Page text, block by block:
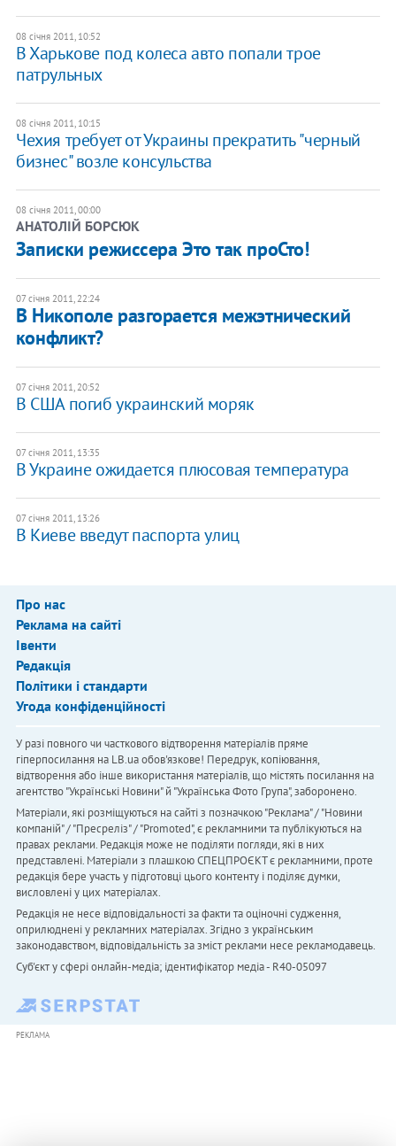
08 січня 2011, 10:52
В Харькове под колеса авто попали трое
патрульных
08 січня 2011, 10:15
Чехия требует от Украины прекратить "черный
бизнес" возле консульства
08 січня 2011, 00:00
АНАТОЛІЙ БОРСЮК
Записки режиссера Это так проСто!
07 січня 2011, 22:24
В Никополе разгорается межэтнический
конфликт?
07 січня 2011, 20:52
В США погиб украинский моряк
07 січня 2011, 13:35
В Украине ожидается плюсовая температура
07 січня 2011, 13:26
В Киеве введут паспорта улиц
Про нас
Реклама на сайті
Івенти
Редакція
Політики і стандарти
Угода конфіденційності
У разі повного чи часткового відтворення матеріалів пряме
гіперпосилання на LB.ua обов'язкове! Передрук, копіювання,
відтворення або інше використання матеріалів, що містять посилання на
агентство "Українськi Новини" й "Українська Фото Група", заборонено.
Матеріали, які розміщуються на сайті з позначкою "Реклама" / "Новини
компаній" / "Пресреліз" / "Promoted", є рекламними та публікуються на
правах реклами. Редакція може не поділяти погляди, які в них
представлені. Матеріали з плашкою СПЕЦПРОЄКТ є рекламними, проте
редакція бере участь у підготовці цього контенту і поділяє думки,
висловлені у цих матеріалах.
Редакція не несе відповідальності за факти та оціночні судження,
оприлюднені у рекламних матеріалах. Згідно з українським
законодавством, відповідальність за зміст реклами несе рекламодавець.
Cуб'єкт у сфері онлайн-медіа; ідентифікатор медіа - R40-05097
РЕКЛАМА